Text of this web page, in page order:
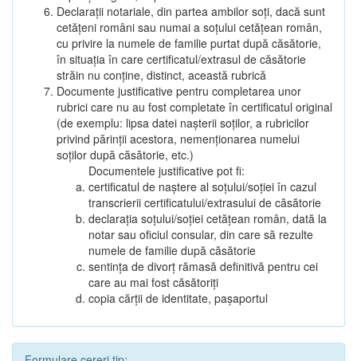
Declarații notariale, din partea ambilor soți, dacă sunt
cetățeni români sau numai a soțului cetățean român,
cu privire la numele de familie purtat după căsătorie,
în situația în care certificatul/extrasul de căsătorie
străin nu conține, distinct, această rubrică
Documente justificative pentru completarea unor
rubrici care nu au fost completate în certificatul original
(de exemplu: lipsa datei nașterii soților, a rubricilor
privind părinții acestora, nemenționarea numelui
soților după căsătorie, etc.)
Documentele justificative pot fi:
certificatul de naștere al soțului/soției în cazul
transcrierii certificatului/extrasului de căsătorie
declarația soțului/soției cetățean român, dată la
notar sau oficiul consular, din care să rezulte
numele de familie după căsătorie
sentința de divorț rămasă definitivă pentru cei
care au mai fost căsătoriți
copia cărții de identitate, pașaportul